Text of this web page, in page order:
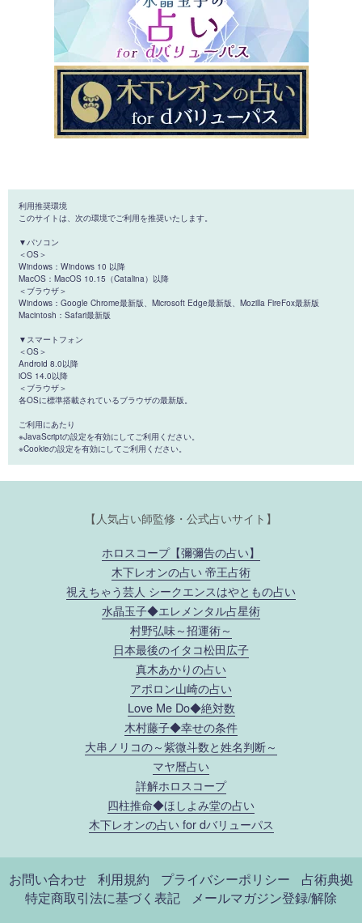
利用推奨環境
このサイトは、次の環境でご利用を推奨いたします。
▼パソコン
＜OS＞
Windows：Windows 10 以降
MacOS：MacOS 10.15（Catalina）以降
＜ブラウザ＞
Windows：Google Chrome最新版、Microsoft Edge最新版、Mozilla FireFox最新版
Macintosh：Safari最新版
▼スマートフォン
＜OS＞
Android 8.0以降
iOS 14.0以降
＜ブラウザ＞
各OSに標準搭載されているブラウザの最新版。
ご利用にあたり
※JavaScriptの設定を有効にしてご利用ください。
※Cookieの設定を有効にしてご利用ください。
【人気占い師監修・公式占いサイト】
ホロスコープ【彌彌告の占い】
木下レオンの占い 帝王占術
視えちゃう芸人 シークエンスはやともの占い
水晶玉子◆エレメンタル占星術
村野弘味～招運術～
日本最後のイタコ松田広子
真木あかりの占い
アポロン山崎の占い
Love Me Do◆絶対数
木村藤子◆幸せの条件
大串ノリコの～紫微斗数と姓名判断～
マヤ暦占い
詳解ホロスコープ
四柱推命◆ほしよみ堂の占い
木下レオンの占い for dバリューパス
お問い合わせ 利用規約 プライバシーポリシー
占術典拠
特定商取引法に基づく表記
メールマガジン登録/解除